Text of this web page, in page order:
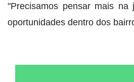
"Precisamos pensar mais na
oportunidades dentro dos